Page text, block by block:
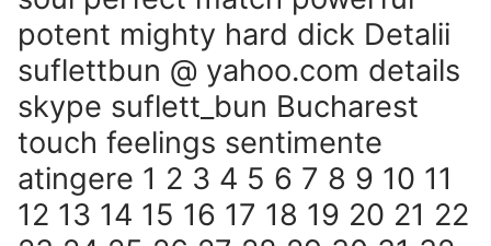
potent mighty hard dick Detalii
suflettbun @ yahoo.com details
skype suflett_bun Bucharest
touch feelings sentimente
atingere 1 2 3 4 5 6 7 8 9 10 11
12 13 14 15 16 17 18 19 20 21 22